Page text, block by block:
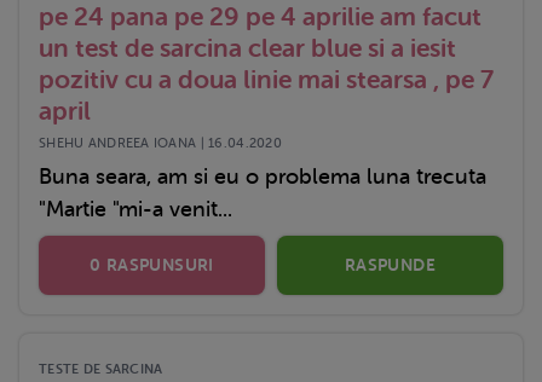
pe 24 pana pe 29 pe 4 aprilie am facut
un test de sarcina clear blue si a iesit
pozitiv cu a doua linie mai stearsa , pe 7
april
SHEHU ANDREEA IOANA | 16.04.2020
Buna seara, am si eu o problema luna trecuta
"Martie "mi-a venit...
0 RASPUNSURI RASPUNDE
TESTE DE SARCINA